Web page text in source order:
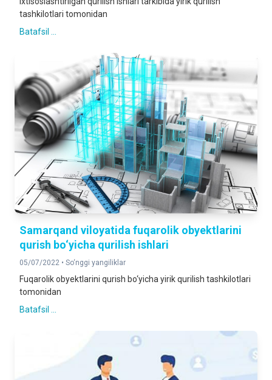
tashkilotlari tomonidan
Batafsil ...
Samarqand viloyatida fuqarolik obyektlarini
qurish bo‘yicha qurilish ishlari
05/07/2022 • So‘nggi yangiliklar
Fuqarolik obyektlarini qurish bo‘yicha yirik qurilish tashkilotlari
tomonidan
Batafsil ...